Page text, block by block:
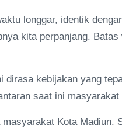
longgar, identik
kita perpanjang.
dirasa kebijakan yang
saat ini
Kota Madiun.